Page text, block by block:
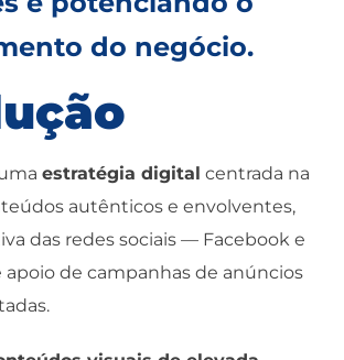
do negócio.
estratégia digital centrada na
autênticos e envolventes,
das redes sociais — Facebook e
de campanhas de anúncios